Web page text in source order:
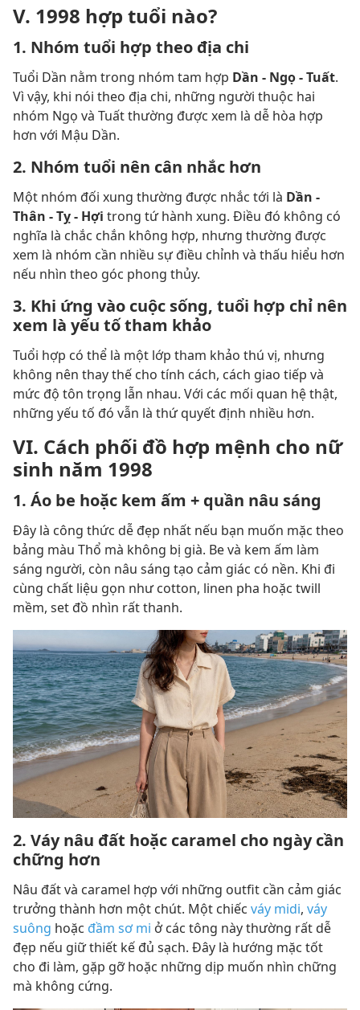
V. 1998 hợp tuổi nào?
1. Nhóm tuổi hợp theo địa chi
Tuổi Dần nằm trong nhóm tam hợp Dần - Ngọ - Tuất.
Vì vậy, khi nói theo địa chi, những người thuộc hai
nhóm Ngọ và Tuất thường được xem là dễ hòa hợp
hơn với Mậu Dần.
2. Nhóm tuổi nên cân nhắc hơn
Một nhóm đối xung thường được nhắc tới là Dần -
Thân - Tỵ - Hợi trong tứ hành xung. Điều đó không có
nghĩa là chắc chắn không hợp, nhưng thường được
xem là nhóm cần nhiều sự điều chỉnh và thấu hiểu hơn
nếu nhìn theo góc phong thủy.
3. Khi ứng vào cuộc sống, tuổi hợp chỉ nên
xem là yếu tố tham khảo
Tuổi hợp có thể là một lớp tham khảo thú vị, nhưng
không nên thay thế cho tính cách, cách giao tiếp và
mức độ tôn trọng lẫn nhau. Với các mối quan hệ thật,
những yếu tố đó vẫn là thứ quyết định nhiều hơn.
VI. Cách phối đồ hợp mệnh cho nữ
sinh năm 1998
1. Áo be hoặc kem ấm + quần nâu sáng
Đây là công thức dễ đẹp nhất nếu bạn muốn mặc theo
bảng màu Thổ mà không bị già. Be và kem ấm làm
sáng người, còn nâu sáng tạo cảm giác có nền. Khi đi
cùng chất liệu gọn như cotton, linen pha hoặc twill
mềm, set đồ nhìn rất thanh.
2. Váy nâu đất hoặc caramel cho ngày cần
chững hơn
Nâu đất và caramel hợp với những outfit cần cảm giác
trưởng thành hơn một chút. Một chiếc váy midi, váy
suông hoặc đầm sơ mi ở các tông này thường rất dễ
đẹp nếu giữ thiết kế đủ sạch. Đây là hướng mặc tốt
cho đi làm, gặp gỡ hoặc những dịp muốn nhìn chững
mà không cứng.